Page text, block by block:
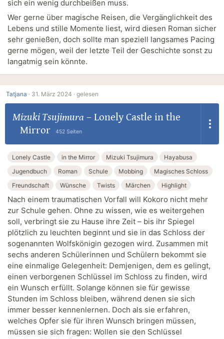
sich ein wenig durchbeißen muss.
Wer gerne über magische Reisen, die Vergänglichkeit des
Lebens und stille Momente liest, wird diesen Roman sicher
sehr genießen, doch sollte man speziell langsames Pacing
gerne mögen, weil der letzte Teil der Geschichte sonst zu
langatmig sein könnte.
Tatjana · 31. März 2024 · gelesen
Mizuki Tsujimura – Lonely Castle in the
Mirror
452 Seiten
Lonely Castle in the Mirror Mizuki Tsujimura
Hayabusa
Jugendbuch
Roman Schule Mobbing
Magisches Schloss
Freundschaft
Wünsche Twists Märchen Highlight
Nach einem traumatischen Vorfall will Kokoro nicht mehr
zur Schule gehen. Ohne zu wissen, wie es weitergehen
soll, verbringt sie zu Hause ihre Zeit – bis ihr Spiegel
plötzlich zu leuchten beginnt und sie in das Schloss der
sogenannten Wolfskönigin gezogen wird. Zusammen mit
sechs anderen Schülerinnen und Schülern bekommt sie
eine einmalige Gelegenheit: Demjenigen, dem es gelingt,
einen verborgenen Schlüssel im Schloss zu finden, wird
ein Wunsch erfüllt. Solange können sie für gewisse
Stunden im Schloss bleiben, während denen sie sich
immer besser kennenlernen. Doch als sie erfahren,
welches Opfer sie für ihren Wunsch bringen müssen,
müssen sie sich fragen: Wollen sie den Schlüssel